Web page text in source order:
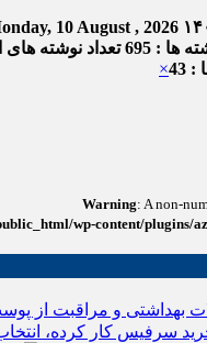
10 August , 2026
ها : 695 تعداد نوشته های
43
×
Warning: A non-
wp-content/plugins/
بهداشتی و مراقبت از
سرفیس کار کرده،